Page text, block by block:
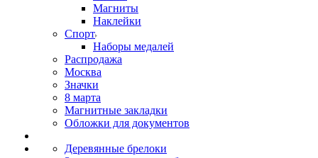
Магниты
Наклейки
Спорт
Наборы медалей
Распродажа
Москва
Значки
8 марта
Магнитные закладки
Обложки для документов
Деревянные брелоки